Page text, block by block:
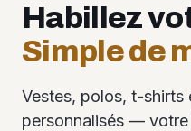
Habillez
Simple de
Vestes, polos, t-shirts
personnalisés —